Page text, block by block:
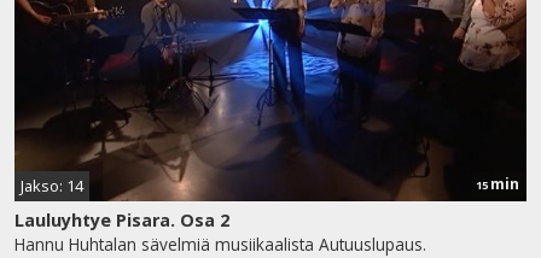
Jakso: 14 15 min
Lauluyhtye Pisara. Osa 2
Hannu Huhtalan sävelmiä musiikaalista Autuuslupaus.